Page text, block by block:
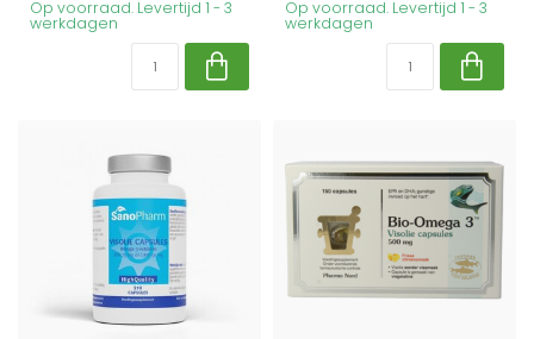
Op voorraad. Levertijd 1 - 3
werkdagen
Op voorraad. Levertijd 1 - 3
werkdagen